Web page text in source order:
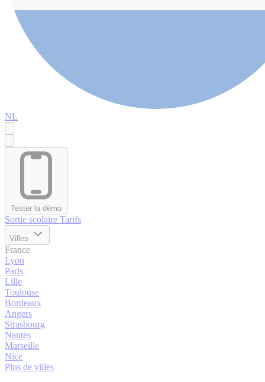
NL
Tester la démo
Sortie scolaire Tarifs
Villes
France
Lyon
Paris
Lille
Toulouse
Bordeaux
Angers
Strasbourg
Nantes
Marseille
Nice
Plus de villes